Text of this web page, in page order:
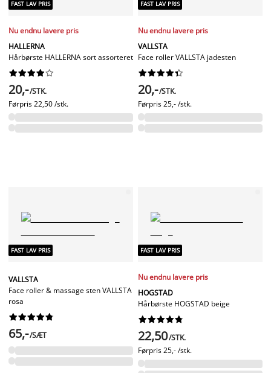
FAST LAV PRIS
Nu endnu lavere pris
HALLERNA
Hårbørste HALLERNA sort assorteret






20,-/STK.
Førpris22,50 /stk.
FAST LAV PRIS
Nu endnu lavere pris
VALLSTA
Face roller VALLSTA jadesten






20,-/STK.
Førpris25,- /stk.
FAST LAV PRIS
VALLSTA
Face roller & massage sten VALLSTA
rosa






65,-/SÆT
FAST LAV PRIS
Nu endnu lavere pris
HOGSTAD
Hårbørste HOGSTAD beige






22,50/STK.
Førpris25,- /stk.